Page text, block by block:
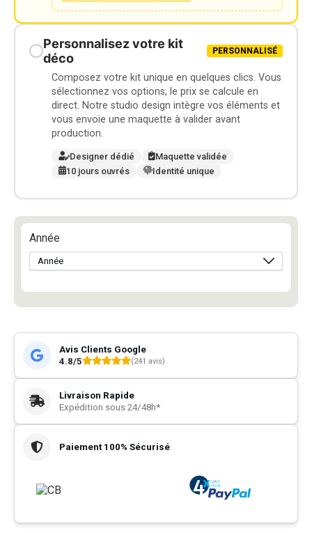
Personnalisez votre kit
déco
PERSONNALISÉ
Composez votre kit unique en quelques clics. Vous
sélectionnez vos options, le prix se calcule en
direct. Notre studio design intègre vos éléments et
vous envoie une maquette à valider avant
production.
Designer dédié
Maquette validée
10 jours ouvrés
Identité unique
Année
Avis Clients Google
4.8/5
(241 avis)
Livraison Rapide
Expédition sous 24/48h*
Paiement 100% Sécurisé